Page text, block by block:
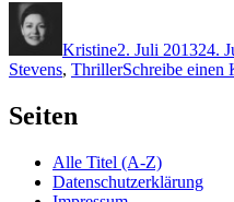
Kristine2. Juli 201324.
Stevens, ThrillerSchreibe einen
Seiten
Alle Titel (A-Z)
Datenschutzerklärung